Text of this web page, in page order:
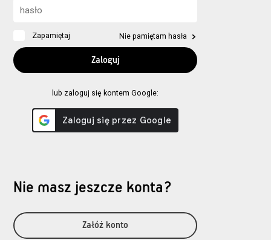
Zapamiętaj Nie pamiętam hasła
lub zaloguj się kontem Google:
Nie masz jeszcze konta?
Załóż konto